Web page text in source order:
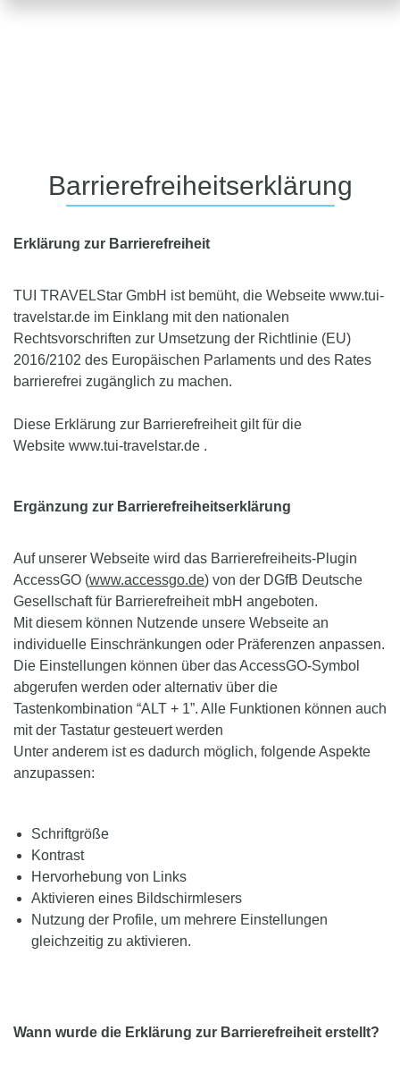
Barrierefreiheitserklärung
Erklärung zur Barrierefreiheit
TUI TRAVELStar GmbH ist bemüht, die Webseite www.tui-
travelstar.de im Einklang mit den nationalen
Rechtsvorschriften zur Umsetzung der Richtlinie (EU)
2016/2102 des Europäischen Parlaments und des Rates
barrierefrei zugänglich zu machen.
Diese Erklärung zur Barrierefreiheit gilt für die
Website www.tui-travelstar.de .
Ergänzung zur Barrierefreiheitserklärung
Auf unserer Webseite wird das Barrierefreiheits-Plugin
AccessGO (www.accessgo.de) von der DGfB Deutsche
Gesellschaft für Barrierefreiheit mbH angeboten.
Mit diesem können Nutzende unsere Webseite an
individuelle Einschränkungen oder Präferenzen anpassen.
Die Einstellungen können über das AccessGO-Symbol
abgerufen werden oder alternativ über die
Tastenkombination “ALT + 1”. Alle Funktionen können auch
mit der Tastatur gesteuert werden
Unter anderem ist es dadurch möglich, folgende Aspekte
anzupassen:
Schriftgröße
Kontrast
Hervorhebung von Links
Aktivieren eines Bildschirmlesers
Nutzung der Profile, um mehrere Einstellungen
gleichzeitig zu aktivieren.
Wann wurde die Erklärung zur Barrierefreiheit erstellt?